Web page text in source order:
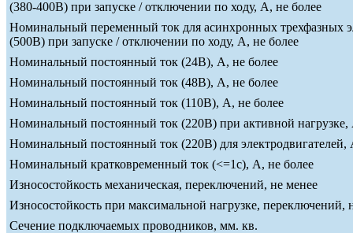
(380-400В) при запуске / отключении по ходу, А, не более
Номинальный переменный ток для асинхронных трехфазных
(500В) при запуске / отключении по ходу, А, не более
Номинальный постоянный ток (24В), А, не более
Номинальный постоянный ток (48В), А, не более
Номинальный постоянный ток (110В), А, не более
Номинальный постоянный ток (220В) при активной нагрузке,
Номинальный постоянный ток (220В) для электродвигателей,
Номинальный кратковременный ток (<=1c), А, не более
Износостойкость механическая, переключений, не менее
Износостойкость при максимальной нагрузке, переключений,
Сечение подключаемых проводников, мм. кв.